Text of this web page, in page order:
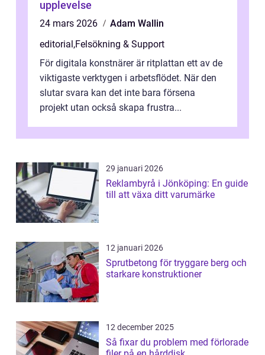
upplevelse
24 mars 2026
Adam Wallin
editorial,Felsökning & Support
För digitala konstnärer är ritplattan ett av de
viktigaste verktygen i arbetsflödet. När den
slutar svara kan det inte bara försena
projekt utan också skapa frustra...
29 januari 2026
Reklambyrå i Jönköping: En guide
till att växa ditt varumärke
12 januari 2026
Sprutbetong för tryggare berg och
starkare konstruktioner
12 december 2025
Så fixar du problem med förlorade